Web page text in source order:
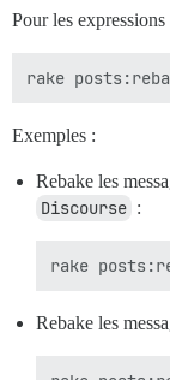
Pour les
Exemples :
Rebake les
Discourse :
Rebake les